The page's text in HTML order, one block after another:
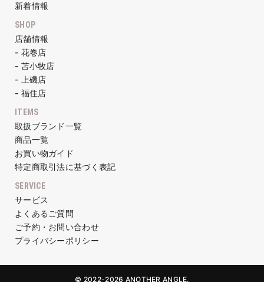
新着情報
SHOP
店舗情報
- 花巻店
- 苫小牧店
- 上磯店
- 福住店
ITEMS
取扱ブランド一覧
商品一覧
お買い物ガイド
特定商取引法に基づく表記
SERVICE
サービス
よくあるご質問
ご予約・お問い合わせ
プライバシーポリシー
© 2022-2026 ANOTHER ANGLE.